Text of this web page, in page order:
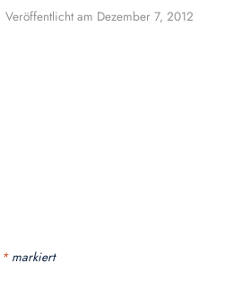
Veröffentlicht am Dezember 7, 2012
*markiert